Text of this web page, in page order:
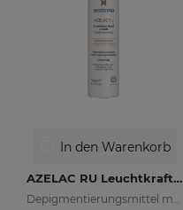
In den Warenkorb
AZELAC RU Leuchtkraft-Fluid